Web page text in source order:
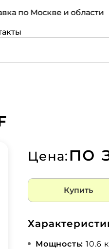
Москве и области
Цена:по
Купить
Мощность: 10.6